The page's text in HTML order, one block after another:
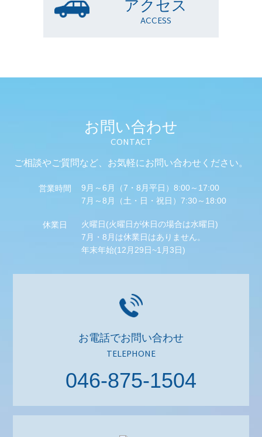
アクセス
ACCESS
お問い合わせ
CONTACT
ご相談やご質問など、 お気軽にお問い合わせください。
営業時間
9月～6月（7・8月平日）8:00～17:00
7月～8月（土・日・祝日）7:30～18:00
休業日
火曜日(火曜日が休日の場合は水曜日)
7月・8月は休業日はありません。
年末年始(12月29日~1月3日)
お電話でお問い合わせ
TELEPHONE
046-875-1504